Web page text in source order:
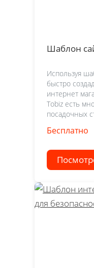
Шаблон
Используя
быстро
интернет
Tobiz есть
посадочных
Бесплатно